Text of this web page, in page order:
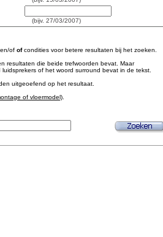
(bijv. 27/03/2007)
en/of ofcondities voor betere resultaten bij het zoeken.
resultaten die beide trefwoorden bevat. Maar
luidsprekers of het woord surround bevat in de tekst.
uitgeoefend op het resultaat.
of vloermodel)